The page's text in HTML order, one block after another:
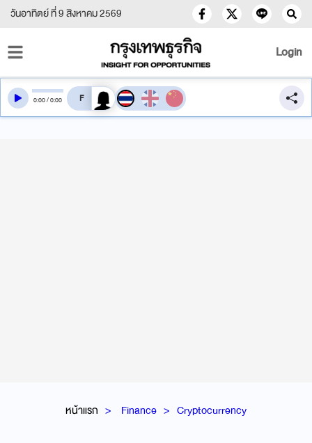
วันอาทิตย์ ที่ 9 สิงหาคม 2569
Login
หน้าแรก Finance Cryptocurrency
0:00/0:00 สลับเสียงอ่าน